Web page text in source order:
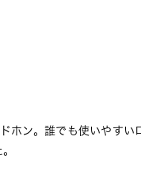
ホン。誰でも使いやすい